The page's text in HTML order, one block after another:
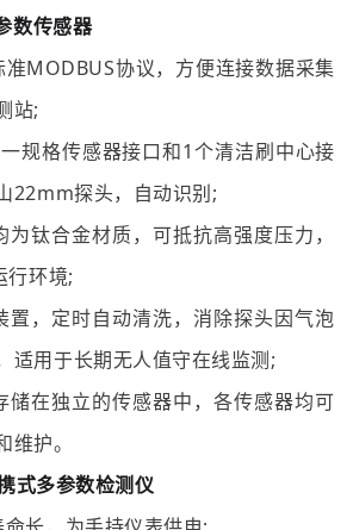
数传感器
准MODBUS协议，方便连接数据采集
站;
规格传感器接口和1个清洁刷中心接
22mm探头，自动识别;
钛合金材质，可抵抗高强度压力，
行环境;
置，定时自动清洗，消除探头因气泡
适用于长期无人值守在线监测;
储在独立的传感器中，各传感器均可
护。
式多参数检测仪